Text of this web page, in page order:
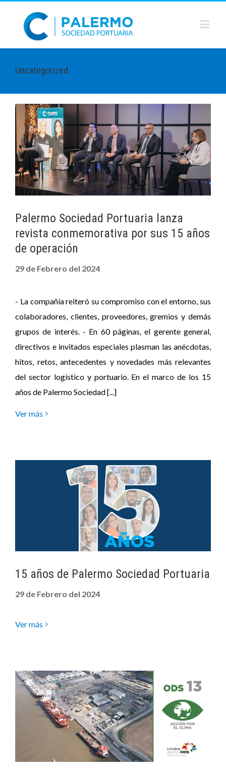
Uncategorized
Palermo Sociedad Portuaria lanza
revista conmemorativa por sus 15 años
de operación
29 de Febrero del 2024
- La compañía reiteró su compromiso con el entorno, sus
colaboradores, clientes, proveedores, gremios y demás
grupos de interés. - En 60 páginas, el gerente general,
directivos e invitados especiales plasman las anécdotas,
hitos, retos, antecedentes y novedades más relevantes
del sector logístico y portuario. En el marco de los 15
años de Palermo Sociedad [...]
Ver más
15 años de Palermo Sociedad Portuaria
29 de Febrero del 2024
Ver más